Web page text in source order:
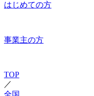
はじめての方
事業主の方
TOP
／
全国